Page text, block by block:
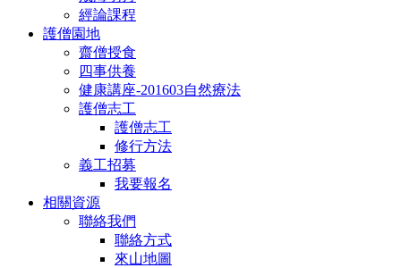
經論課程
護僧園地
齋僧授食
四事供養
健康講座-201603自然療法
護僧志工
護僧志工
修行方法
義工招募
我要報名
相關資源
聯絡我們
聯絡方式
來山地圖